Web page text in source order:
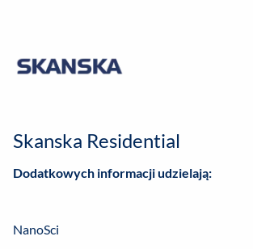
Skanska Residential
Dodatkowych informacji udzielają:
NanoSci